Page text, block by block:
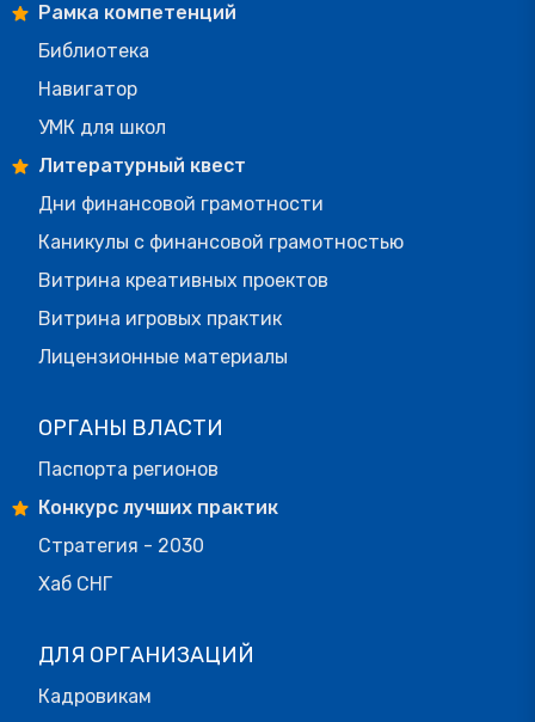
Рамка компетенций
Библиотека
Навигатор
УМК для школ
Литературный квест
Дни финансовой грамотности
Каникулы с финансовой грамотностью
Витрина креативных проектов
Витрина игровых практик
Лицензионные материалы
ОРГАНЫ ВЛАСТИ
Паспорта регионов
Конкурс лучших практик
Стратегия - 2030
Хаб СНГ
ДЛЯ ОРГАНИЗАЦИЙ
Кадровикам